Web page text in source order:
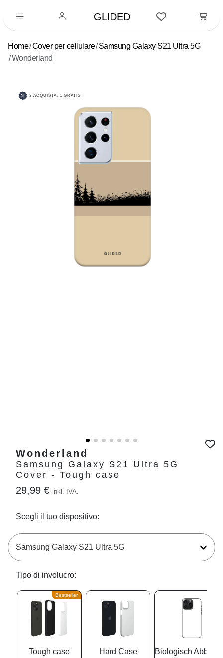
GLIDED
Home Cover per cellulare Samsung Galaxy S21 Ultra 5G
Wonderland
3 ACQUISTA, 1 GRATIS
Wonderland
Samsung Galaxy S21 Ultra 5G
Cover - Tough case
29,99 € inkl. IVA.
Scegli il tuo dispositivo:
Tipo di involucro:
Bestseller
Tough case
Hard Case
Biologisch